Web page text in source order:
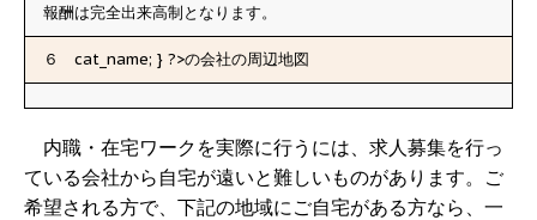
報酬は完全出来高制となります。
６ cat_name; } ?>の会社の周辺地図
内職・在宅ワークを実際に行うには、求人募集を行っ
ている会社から自宅が遠いと難しいものがあります。ご
希望される方で、下記の地域にご自宅がある方なら、一